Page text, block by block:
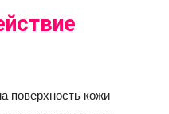
поверхность кожи